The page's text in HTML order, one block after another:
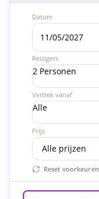
Reizigers
2 Personen
Vertrek vanaf
Alle
Prijs
Datum
Reset voorkeuren